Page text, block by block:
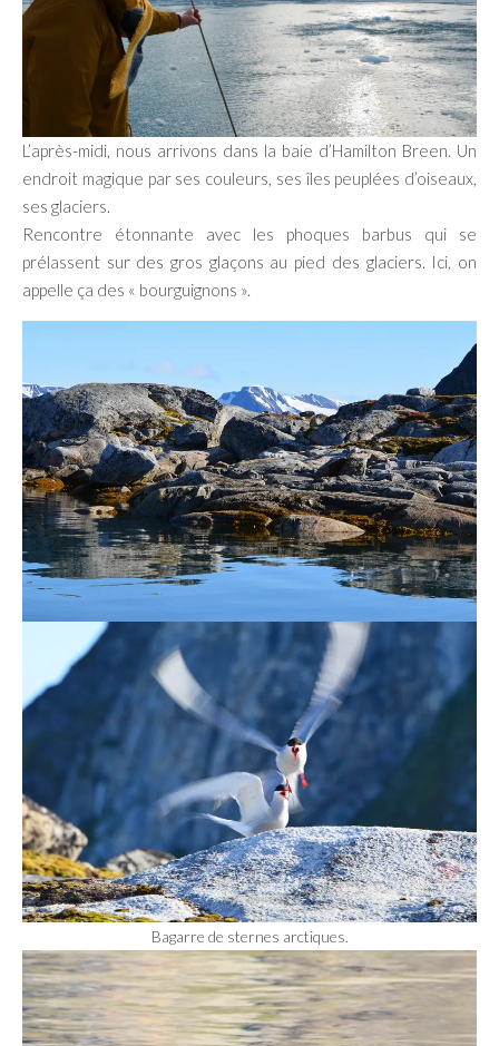
L’après-midi, nous arrivons dans la baie d’Hamilton Breen. Un
endroit magique par ses couleurs, ses îles peuplées d’oiseaux,
ses glaciers.
Rencontre étonnante avec les phoques barbus qui se
prélassent sur des gros glaçons au pied des glaciers. Ici, on
appelle ça des « bourguignons ».
Bagarre de sternes arctiques.